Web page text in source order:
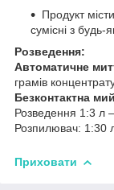
Продукт
сумісні з
Розведення:
Автоматичне
грамів
Безконтактна
Розведення 1:3 л
Розпилювач: 1:30
Приховати